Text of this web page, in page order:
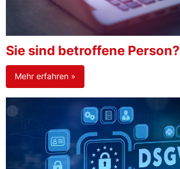
Sie sind betroffene Person?
Mehr erfahren »